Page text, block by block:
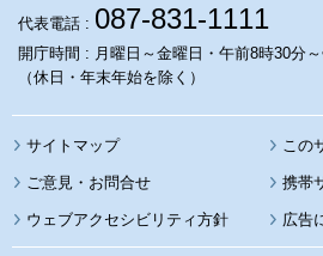
代表電話 : 087-831-1111
開庁時間 : 月曜日～金曜日・午前8時30分
（休日・年末年始を除く）
サイトマップ この
携帯
ウェブアクセシビリティ方針 広告